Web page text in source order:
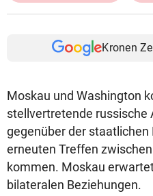
Kronen
Moskau und Washington
stellvertretende russische
gegenüber der
erneuten Treffen
kommen. Moskau
bilateralen Beziehungen.